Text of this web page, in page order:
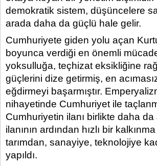
demokratik sistem, düşüncelere
arada daha da güçlü hale gelir.
Cumhuriyete giden yolu açan
boyunca verdiği en önemli
yoksulluğa, teçhizat eksikliğine
güçlerini dize getirmiş, en
eğdirmeyi başarmıştır.
nihayetinde Cumhuriyet ile
Cumhuriyetin ilanı birlikte daha
ilanının ardından hızlı bir
tarımdan, sanayiye, teknolojiye
yapıldı.